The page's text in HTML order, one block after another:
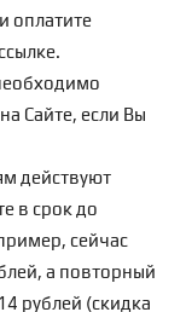
оплатите
ссылке.
Сайте, если Вы
действуют
в срок до
сейчас
а повторный
рублей (скидка